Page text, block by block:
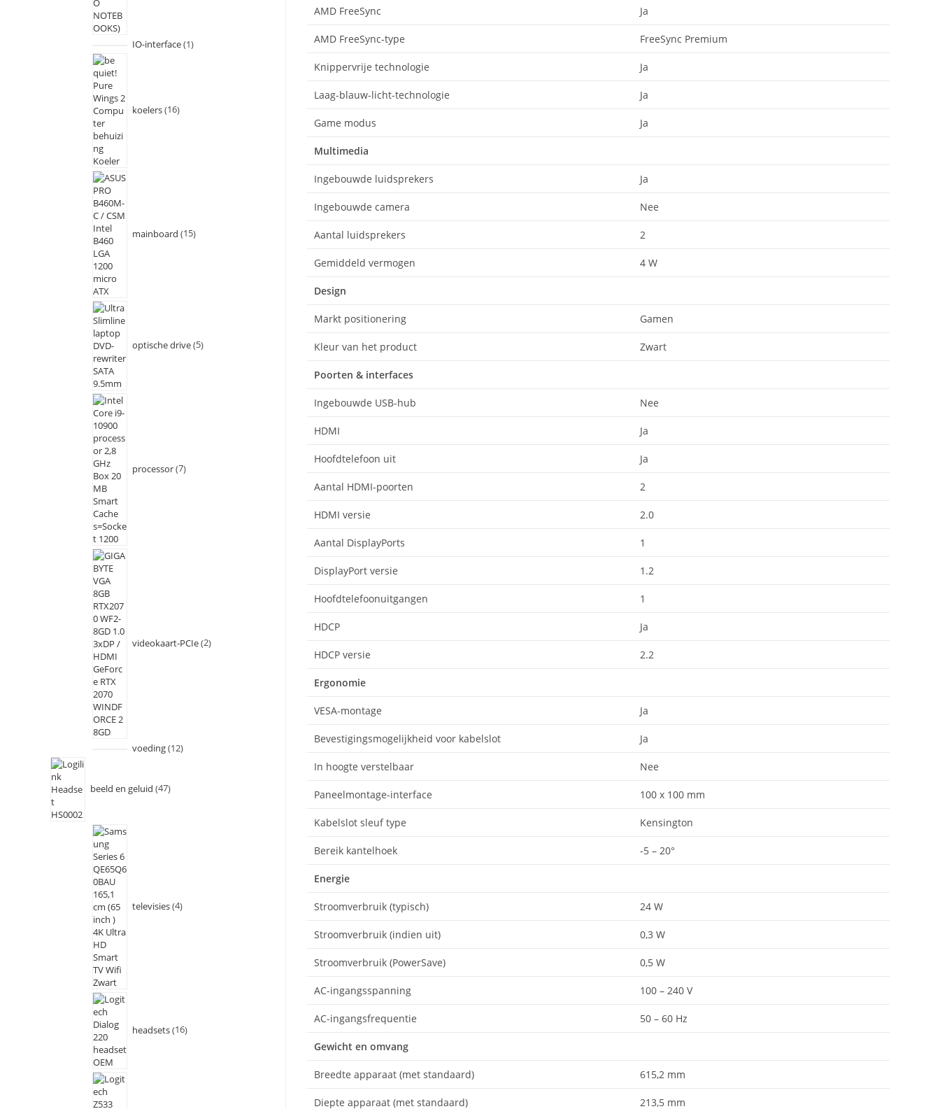
AMD FreeSync Ja
AMD FreeSync-type FreeSync Premium
Knippervrije technologie Ja
Laag-blauw-licht-technologie Ja
Game modus Ja
Multimedia
Ingebouwde luidsprekers Ja
Ingebouwde camera Nee
Aantal luidsprekers 2
Gemiddeld vermogen 4 W
Design
Markt positionering Gamen
Kleur van het product Zwart
Poorten & interfaces
Ingebouwde USB-hub Nee
HDMI Ja
Hoofdtelefoon uit Ja
Aantal HDMI-poorten 2
HDMI versie 2.0
Aantal DisplayPorts 1
DisplayPort versie 1.2
Hoofdtelefoonuitgangen 1
HDCP Ja
HDCP versie 2.2
Ergonomie
VESA-montage Ja
Bevestigingsmogelijkheid voor kabelslot Ja
In hoogte verstelbaar Nee
Paneelmontage-interface 100 x 100 mm
Kabelslot sleuf type Kensington
Bereik kantelhoek -5 – 20°
Energie
Stroomverbruik (typisch) 24 W
Stroomverbruik (indien uit) 0,3 W
Stroomverbruik (PowerSave) 0,5 W
AC-ingangsspanning 100 – 240 V
AC-ingangsfrequentie 50 – 60 Hz
Gewicht en omvang
Breedte apparaat (met standaard) 615,2 mm
Diepte apparaat (met standaard) 213,5 mm
IO-interface 1
koelers 16
mainboard 15
optische drive 5
processor 7
videokaart-PCIe 2
voeding 12
beeld en geluid 47
televisies 4
headsets 16